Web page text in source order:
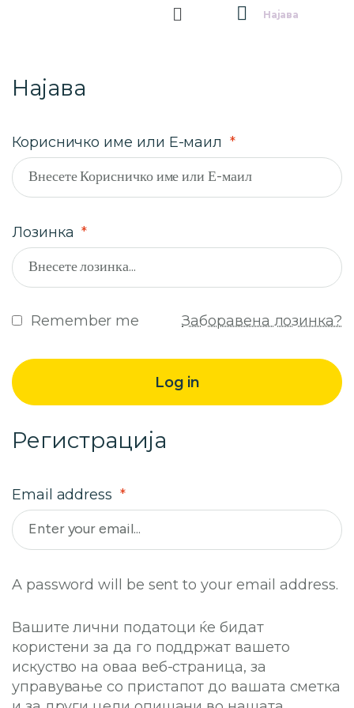
Најава
Најава
Корисничко име или Е-маил*
Лозинка*
Remember me Заборавена лозинка?
Log in
Регистрација
Email address *
A password will be sent to your email address.
Вашите лични податоци ќе бидат
користени за да го поддржат вашето
искуство на оваа веб-страница, за
управување со пристапот до вашата сметка